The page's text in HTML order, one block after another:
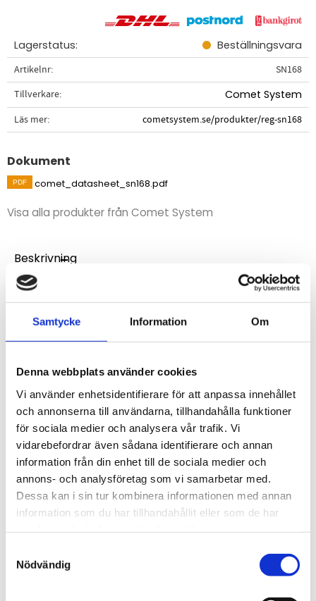
Samtycke Information Om
Denna webbplats använder cookies
Vi använder enhetsidentifierare för att anpassa innehållet
och annonserna till användarna, tillhandahålla funktioner
för sociala medier och analysera vår trafik. Vi
vidarebefordrar även sådana identifierare och annan
information från din enhet till de sociala medier och
annons- och analysföretag som vi samarbetar med.
Dessa kan i sin tur kombinera informationen med annan
information som du har tillhandahållit eller som de har
Nödvändig
Lagerstatus Beställningsvara
Artikelnr
SN168
Tillverkare
Comet System
Läs mer cometsystem.se/produkter/reg-sn168
Dokument
comet_datasheet_sn168.pdf
Visa alla produkter från Comet System
Beskrivning
Insticksgivare avsedd för temperatur Pt1000.
Handhållen spetsig insticksgivare med kabel 1 meter.
Mätområde -30 till +220°C. Givaren är inte vattentät.
STÄLL EN FRÅGA OM PRODUKTEN
Omdömen
Du